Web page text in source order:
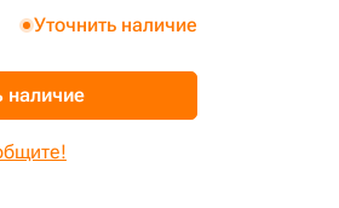
Уточнить наличие
наличие